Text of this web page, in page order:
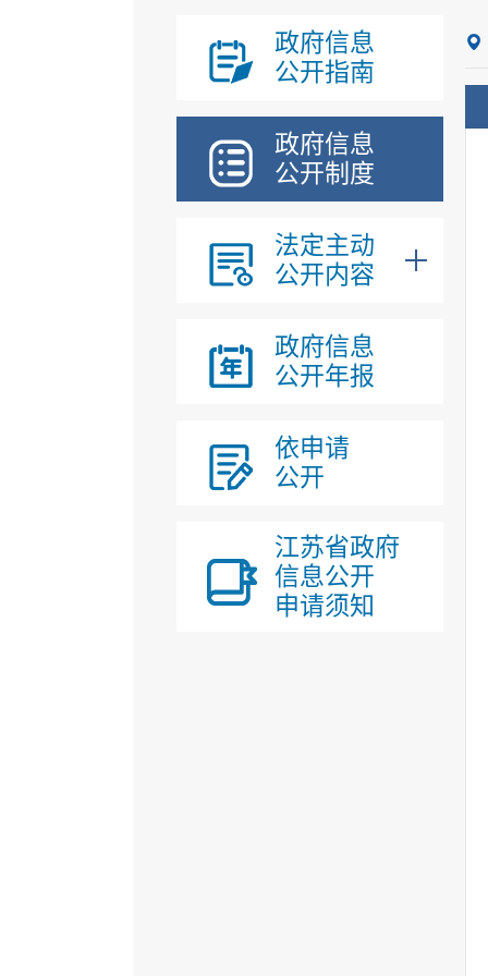
政府信息
公开指南
政府信息
公开制度
法定主动
公开内容
政府信息
公开年报
依申请
公开
江苏省政府
信息公开
申请须知